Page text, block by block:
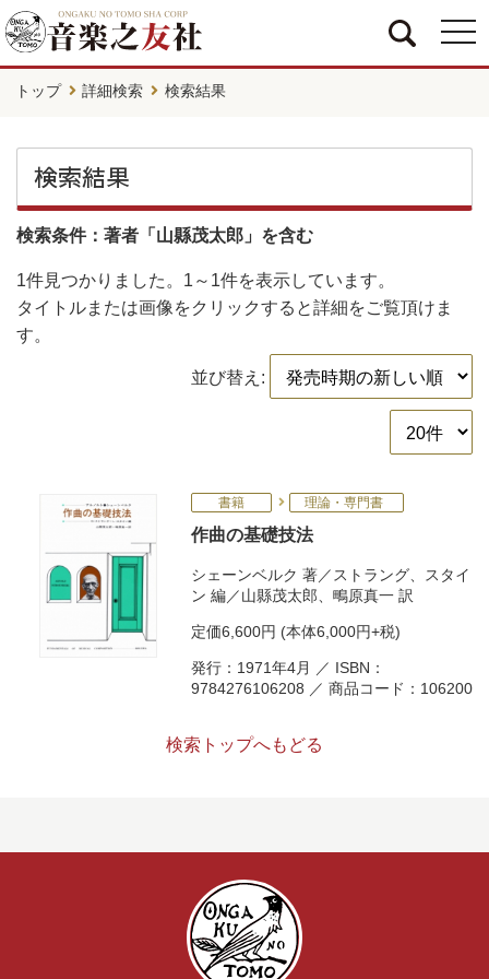
トップ 詳細検索 検索結果
検索結果
検索条件：著者「山縣茂太郎」を含む
1件見つかりました。 1～1件を表示しています。
タイトルまたは画像をクリックすると詳細をご覧頂けま
す。
並び替え:
書籍 理論・専門書
作曲の基礎技法
シェーンベルク 著／ ストラング
スタイ
ン 編／山縣茂太郎 鴫原真一 訳
定価6,600円 (本体6,000円+税)
発行：1971年4月 ／ ISBN：
9784276106208 ／ 商品コード：106200
検索トップへもどる